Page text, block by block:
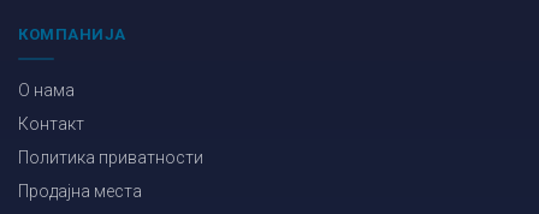
КОМПАНИЈА
О нама
Контакт
Политика приватности
Продајна места